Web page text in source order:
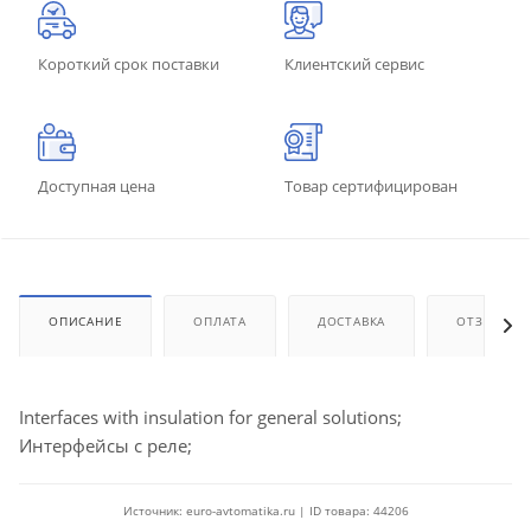
Короткий срок поставки Клиентский сервис
Доступная цена Товар сертифицирован
ОПИСАНИЕ ОПЛАТА ДОСТАВКА ОТЗЫВЫ
Interfaces with insulation for general solutions;
Интерфейсы с реле;
Источник: euro-avtomatika.ru | ID товара: 44206